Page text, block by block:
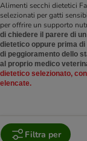
Alimenti secchi dietetici
selezionati per gatti
per offrire un supporto
di chiedere il parere di
dietetico oppure prima
di peggioramento dello
al proprio medico
dietetico selezionato,
elencate.
Filtra per